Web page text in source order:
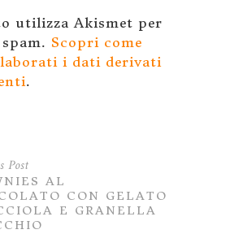
utilizza Akismet per
Scopri come
i dati derivati
.
Post
AL
CON GELATO
E GRANELLA